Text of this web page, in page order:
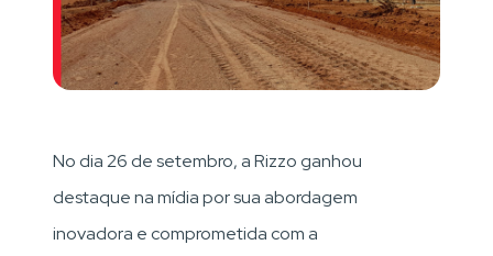
No dia 26 de setembro, a Rizzo ganhou
destaque na mídia por sua abordagem
inovadora e comprometida com a